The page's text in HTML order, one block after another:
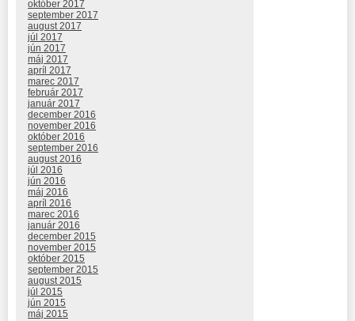
október 2017
september 2017
august 2017
júl 2017
jún 2017
máj 2017
apríl 2017
marec 2017
február 2017
január 2017
december 2016
november 2016
október 2016
september 2016
august 2016
júl 2016
jún 2016
máj 2016
apríl 2016
marec 2016
január 2016
december 2015
november 2015
október 2015
september 2015
august 2015
júl 2015
jún 2015
máj 2015